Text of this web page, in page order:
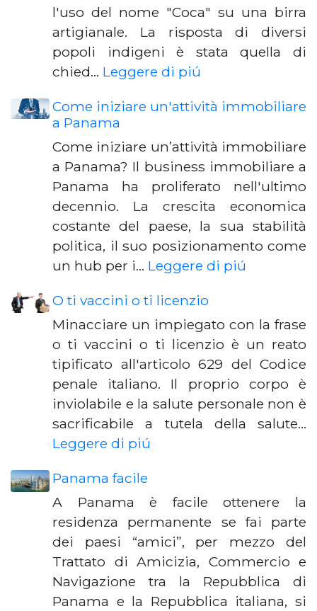
l'uso del nome "Coca" su una birra
artigianale. La risposta di diversi
popoli indigeni è stata quella di
chied… Leggere di piú
Come iniziare un'attività immobiliare
a Panama
Come iniziare un’attività immobiliare
a Panama? Il business immobiliare a
Panama ha proliferato nell'ultimo
decennio. La crescita economica
costante del paese, la sua stabilità
politica, il suo posizionamento come
un hub per i… Leggere di piú
O ti vaccini o ti licenzio
Minacciare un impiegato con la frase
o ti vaccini o ti licenzio è un reato
tipificato all'articolo 629 del Codice
penale italiano. Il proprio corpo è
inviolabile e la salute personale non è
sacrificabile a tutela della salute…
Leggere di piú
Panama facile
A Panama è facile ottenere la
residenza permanente se fai parte
dei paesi “amici”, per mezzo del
Trattato di Amicizia, Commercio e
Navigazione tra la Repubblica di
Panama e la Repubblica italiana, si